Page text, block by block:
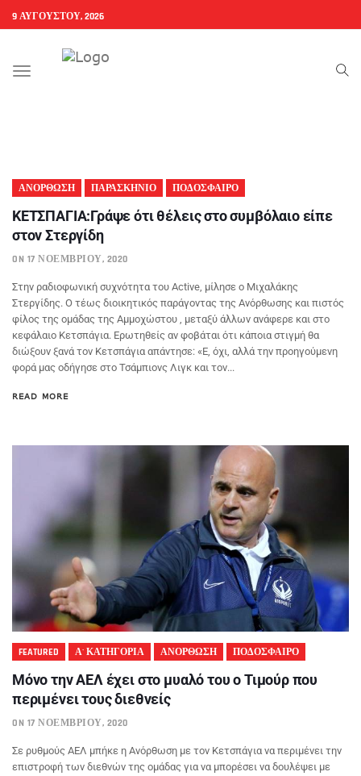
9 ΑΥΓΟΎΣΤΟΥ, 2026
Toggle
ΑΝΟΡΘΩΣΗ ΠΑΡΑΣΚΗΝΙΟ ΠΟΔΟΣΦΑΙΡΟ
ΚΕΤΣΠΑΓΙΑ:Γράψε ότι θέλεις στο συμβόλαιο είπε
στον Στεργίδη
ON 17 ΝΟΕΜΒΡΊΟΥ, 2020
Στην ραδιοφωνική συχνότητα του Active, μίλησε ο Μιχαλάκης
Στεργίδης. Ο τέως διοικητικός παράγοντας της Ανόρθωσης και πιστός
φίλος της ομάδας της Αμμοχώστου , μεταξύ άλλων ανάφερε και στο
κεφάλαιο Κετσπάγια. Ερωτηθείς αν φοβάται ότι κάποια στιγμή θα
διώξουν ξανά τον Κετσπάγια απάντησε: «Ε, όχι, αλλά την προηγούμενη
φορά μας οδήγησε στο Τσάμπιονς Λιγκ και τον...
READ MORE
FEATURED Α' ΚΑΤΗΓΟΡΙΑ ΑΝΟΡΘΩΣΗ ΠΟΔΟΣΦΑΙΡΟ
Μόνο την ΑΕΛ έχει στο μυαλό του ο Τιμούρ που
περιμένει τους διεθνείς
ON 17 ΝΟΕΜΒΡΊΟΥ, 2020
Σε ρυθμούς ΑΕΛ μπήκε η Ανόρθωση με τον Κετσπάγια να περιμένει την
επιστροφή των διεθνών της ομάδας για να μπορέσει να δουλέψει με